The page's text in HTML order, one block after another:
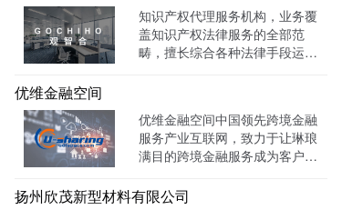
知识产权代理服务机构，业务覆
盖知识产权法律服务的全部范
畴，擅长综合各种法律手段运作
借高效的信息收集网络，和多样
化的保护手段，致力于服务专
利、商标、版权、保护及诉讼等
优维金融空间
优维金融空间中国领先跨境金融
服务产业互联网，致力于让琳琅
满目的跨境金融服务成为客户触
量达 139128W+
扬州欣茂新型材料有限公司